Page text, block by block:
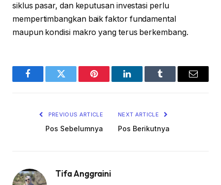
siklus pasar, dan keputusan investasi perlu
mempertimbangkan baik faktor fundamental
maupun kondisi makro yang terus berkembang.
FacebookTwitter Pinterest LinkedInTumblr Email
PREVIOUS ARTICLE
Pos Sebelumnya
NEXT ARTICLE
Pos Berikutnya
Tifa Anggraini